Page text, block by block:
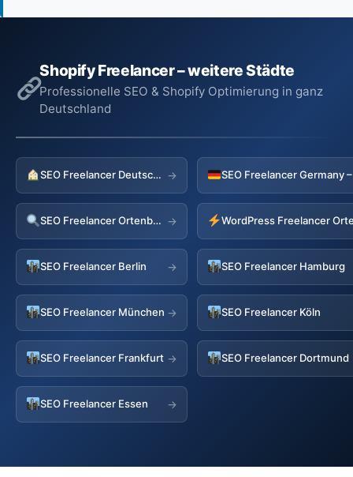
Shopify Freelancer – weitere Städte
Professionelle SEO & Shopify Optimierung in ganz
Deutschland
SEO Freelancer Deutschland →
SEO Freelancer Ortenberg → WordPress Freelancer
SEO Freelancer Berlin → SEO Freelancer Hamburg
SEO Freelancer München → SEO Freelancer Köln
SEO Freelancer Frankfurt → SEO Freelancer Dortmund
SEO Freelancer Essen →